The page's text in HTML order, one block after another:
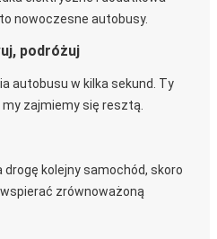
nowoczesne autobusy.
podróżuj
autobusu w kilka sekund. Ty
zajmiemy się resztą.
drogę kolejny samochód, skoro
zrównoważoną